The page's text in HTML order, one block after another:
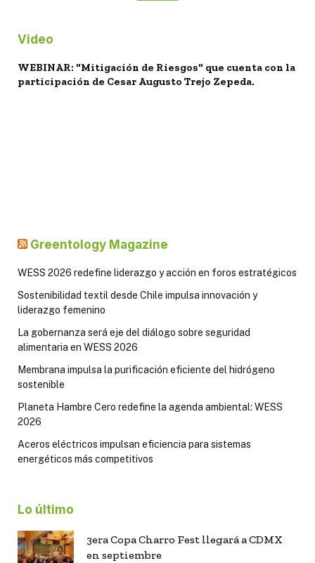
Video
WEBINAR: "Mitigación de Riesgos" que cuenta con la
participación de Cesar Augusto Trejo Zepeda.
Greentology Magazine
WESS 2026 redefine liderazgo y acción en foros estratégicos
Sostenibilidad textil desde Chile impulsa innovación y
liderazgo femenino
La gobernanza será eje del diálogo sobre seguridad
alimentaria en WESS 2026
Membrana impulsa la purificación eficiente del hidrógeno
sostenible
Planeta Hambre Cero redefine la agenda ambiental: WESS
2026
Aceros eléctricos impulsan eficiencia para sistemas
energéticos más competitivos
Lo último
3era Copa Charro Fest llegará a CDMX
en septiembre